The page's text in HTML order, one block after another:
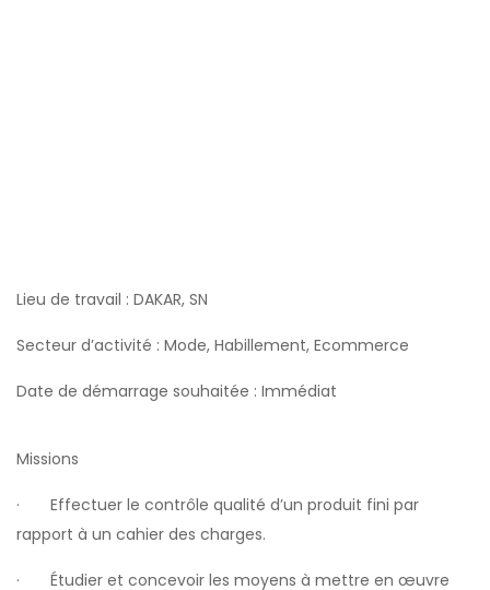
Lieu de travail : DAKAR, SN
Secteur d’activité : Mode, Habillement, Ecommerce
Date de démarrage souhaitée : Immédiat
Missions
· Effectuer le contrôle qualité d’un produit fini par
rapport à un cahier des charges.
· Étudier et concevoir les moyens à mettre en œuvre